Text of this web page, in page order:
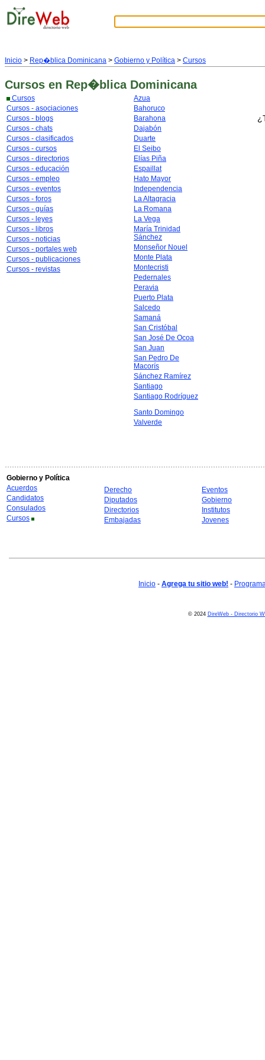
Inicio > Rep�blica Dominicana > Gobierno y Política > Cursos
Cursos en Rep�blica Dominicana
Cursos
Cursos - asociaciones
Cursos - blogs
Cursos - chats
Cursos - clasificados
Cursos - cursos
Cursos - directorios
Cursos - educación
Cursos - empleo
Cursos - eventos
Cursos - foros
Cursos - guías
Cursos - leyes
Cursos - libros
Cursos - noticias
Cursos - portales web
Cursos - publicaciones
Cursos - revistas
Azua
Bahoruco
Barahona
Dajabón
Duarte
El Seibo
Elías Piña
Espaillat
Hato Mayor
Independencia
La Altagracia
La Romana
La Vega
María Trinidad
Sánchez
Monseñor Nouel
Monte Plata
Montecristi
Pedernales
Peravia
Puerto Plata
Salcedo
Samaná
San Cristóbal
San José De Ocoa
San Juan
San Pedro De
Macorís
Sánchez Ramírez
Santiago
Santiago Rodríguez
Santo Domingo
Valverde
Gobierno y Política
Acuerdos
Candidatos
Consulados
Cursos
Derecho
Diputados
Directorios
Embajadas
Eventos
Gobierno
Institutos
Jovenes
Inicio - Agrega tu sitio web! -
© 2024 DireWeb - Directorio